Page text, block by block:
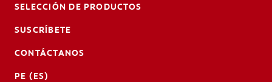
SELECCIÓN DE PRODUCTOS
SUSCRÍBETE
CONTÁCTANOS
PE (ES)